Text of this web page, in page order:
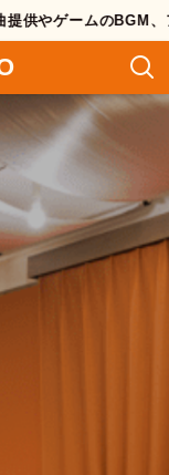
のBGM、アニメ劇伴